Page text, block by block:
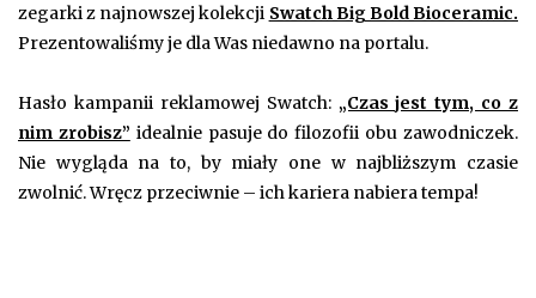
zegarki z najnowszej kolekcji Swatch Big Bold Bioceramic.
Prezentowaliśmy je dla Was niedawno na portalu.
Hasło kampanii reklamowej Swatch: „Czas jest tym, co z
nim zrobisz” idealnie pasuje do filozofii obu zawodniczek.
Nie wygląda na to, by miały one w najbliższym czasie
zwolnić. Wręcz przeciwnie – ich kariera nabiera tempa!